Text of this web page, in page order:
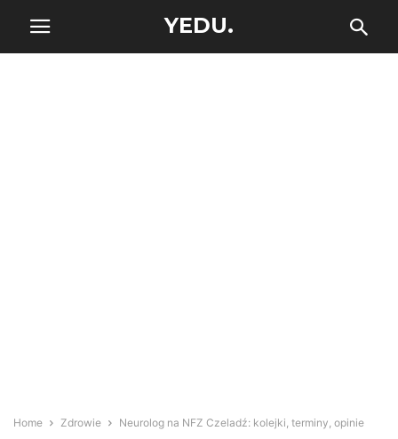
YEDU.
Home Zdrowie Neurolog na NFZ Czeladź: kolejki, terminy, opinie